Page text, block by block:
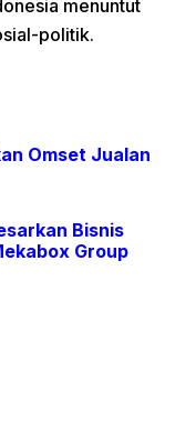
menuntut
politik.
Omset Jualan
Bisnis
Group